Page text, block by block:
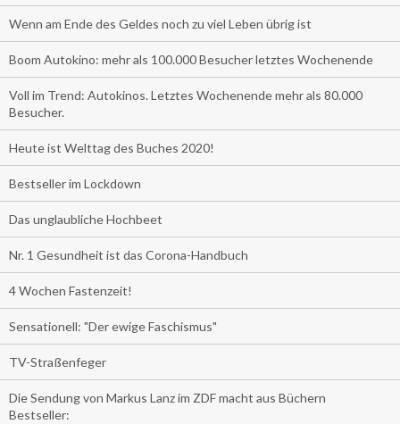
Wenn am Ende des Geldes noch zu viel Leben übrig ist
Boom Autokino: mehr als 100.000 Besucher letztes Wochenende
Voll im Trend: Autokinos. Letztes Wochenende mehr als 80.000
Besucher.
Heute ist Welttag des Buches 2020!
Bestseller im Lockdown
Das unglaubliche Hochbeet
Nr. 1 Gesundheit ist das Corona-Handbuch
4 Wochen Fastenzeit!
Sensationell: "Der ewige Faschismus"
TV-Straßenfeger
Die Sendung von Markus Lanz im ZDF macht aus Büchern
Bestseller: